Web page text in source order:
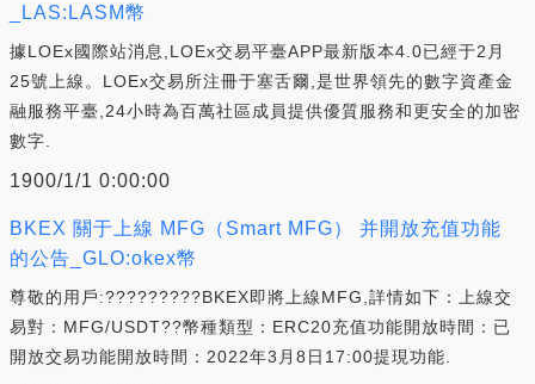
_LAS:LASM幣
據LOEx國際站消息,LOEx交易平臺APP最新版本4.0已經于2月
25號上線。LOEx交易所注冊于塞舌爾,是世界領先的數字資產金
融服務平臺,24小時為百萬社區成員提供優質服務和更安全的加密
數字.
1900/1/1 0:00:00
BKEX 關于上線 MFG（Smart MFG） 并開放充值功能
的公告_GLO:okex幣
尊敬的用戶:?????????BKEX即將上線MFG,詳情如下：上線交
易對：MFG/USDT??幣種類型：ERC20充值功能開放時間：已
開放交易功能開放時間：2022年3月8日17:00提現功能.